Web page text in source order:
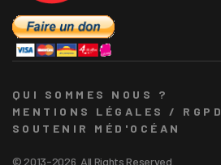
QUI SOMMES NOUS ?
MENTIONS LÉGALES / RGPD
SOUTENIR MÉD'OCÉAN
© 2013-2026. All Rights Reserved.